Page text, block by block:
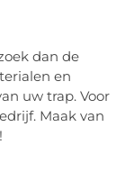
dan de
en
uw trap. Voor
Maak van